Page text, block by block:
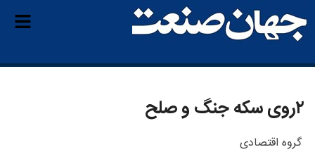
۲روی سکه جنگ و صلح
گروه اقتصادی